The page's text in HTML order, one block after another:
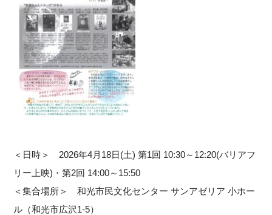
＜日時＞ 2026年4月18日(土) 第1回 10:30～12:20(バリアフ
リー上映)・第2回 14:00～15:50
＜集合場所＞ 和光市民文化センター サンアゼリア 小ホー
ル（和光市広沢1-5）